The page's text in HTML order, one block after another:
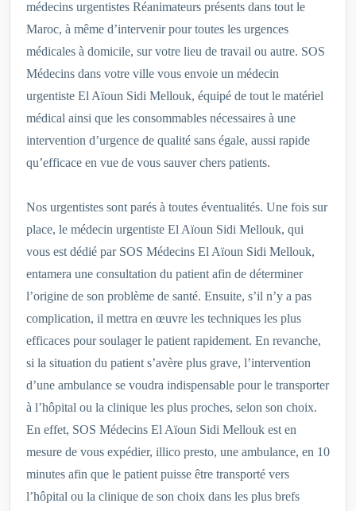
médecins urgentistes Réanimateurs présents dans tout le
Maroc, à même d’intervenir pour toutes les urgences
médicales à domicile, sur votre lieu de travail ou autre. SOS
Médecins dans votre ville vous envoie un médecin
urgentiste El Aïoun Sidi Mellouk, équipé de tout le matériel
médical ainsi que les consommables nécessaires à une
intervention d’urgence de qualité sans égale, aussi rapide
qu’efficace en vue de vous sauver chers patients.
Nos urgentistes sont parés à toutes éventualités. Une fois sur
place, le médecin urgentiste El Aïoun Sidi Mellouk, qui
vous est dédié par SOS Médecins El Aïoun Sidi Mellouk,
entamera une consultation du patient afin de déterminer
l’origine de son problème de santé. Ensuite, s’il n’y a pas
complication, il mettra en œuvre les techniques les plus
efficaces pour soulager le patient rapidement. En revanche,
si la situation du patient s’avère plus grave, l’intervention
d’une ambulance se voudra indispensable pour le transporter
à l’hôpital ou la clinique les plus proches, selon son choix.
En effet, SOS Médecins El Aïoun Sidi Mellouk est en
mesure de vous expédier, illico presto, une ambulance, en 10
minutes afin que le patient puisse être transporté vers
l’hôpital ou la clinique de son choix dans les plus brefs